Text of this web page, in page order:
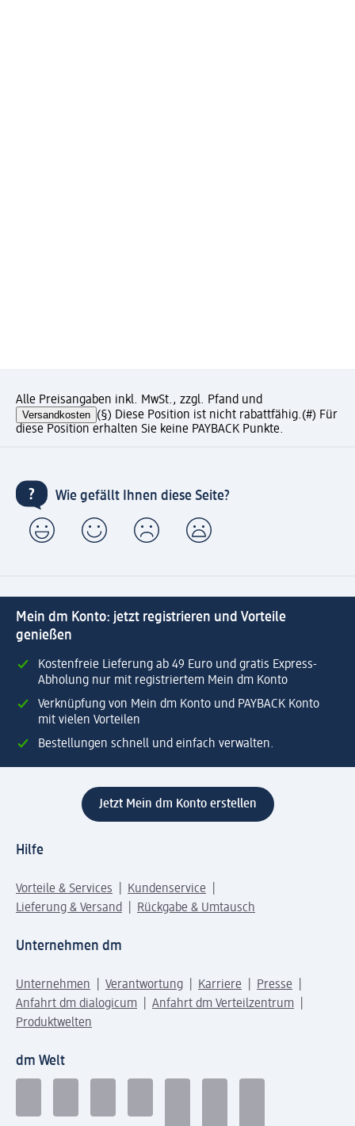
Alle Preisangaben inkl. MwSt., zzgl. Pfand und
Versandkosten (§) Diese Position ist nicht rabattfähig.(#) Für
diese Position erhalten Sie keine PAYBACK Punkte.
Wie gefällt Ihnen diese Seite?
Mein dm Konto: jetzt registrieren und Vorteile
genießen
Kostenfreie Lieferung ab 49 Euro und gratis Express-
Abholung nur mit registriertem Mein dm Konto
Verknüpfung von Mein dm Konto und PAYBACK Konto
mit vielen Vorteilen
Bestellungen schnell und einfach verwalten.
Jetzt Mein dm Konto erstellen
Hilfe
Vorteile & Services
Kundenservice
Lieferung & Versand
Rückgabe & Umtausch
Unternehmen dm
Unternehmen Verantwortung Karriere
Presse
Anfahrt dm dialogicum
Anfahrt dm Verteilzentrum
Produktwelten
dm Welt